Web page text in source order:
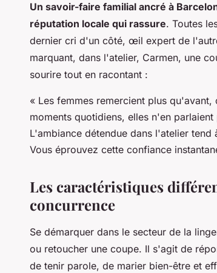
Un savoir-faire familial ancré à
réputation locale qui rassure. Toutes
dernier cri d'un côté, œil expert de
marquant, dans l'atelier, Carmen, une
sourire tout en racontant :
« Les femmes remercient plus
moments quotidiens, elles n'en
L'ambiance détendue dans l'atelier
Vous éprouvez cette confiance
Les caractéristiques
concurrence
Se démarquer dans le secteur de la
ou retoucher une coupe. Il s'agit de
de tenir parole, de marier bien-être et